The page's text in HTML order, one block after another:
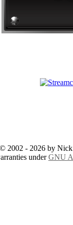
2002 - 2026 by Nick
underGNU